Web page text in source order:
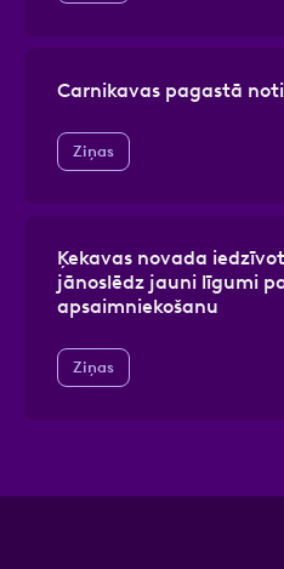
Carnikavas pagastā
Ziņas
Ķekavas novada
jānoslēdz jauni līgumi
apsaimniekošanu
Ziņas